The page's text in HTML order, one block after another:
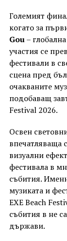
Големият
когато за
Gou–
участия се
фестивали в
сцена пред
очакваните
подобаващ
Festival 2026.
Освен
впечатляваща
визуални
фестивала в
събития.
музиката и
EXE Beach
събития в не
държави.